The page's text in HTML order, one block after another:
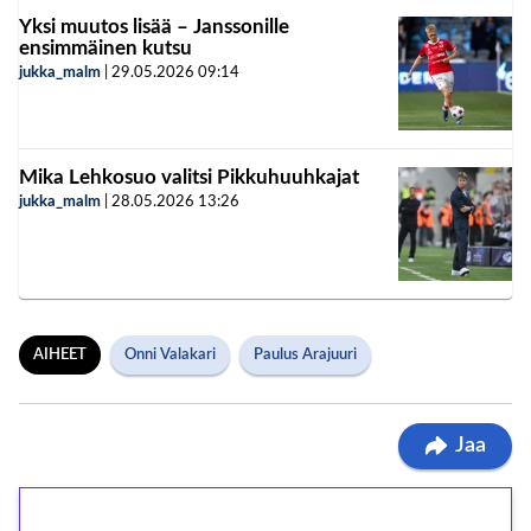
Yksi muutos lisää – Janssonille
ensimmäinen kutsu
jukka_malm 29.05.2026 09:14
Mika Lehkosuo valitsi Pikkuhuuhkajat
jukka_malm 28.05.2026 13:26
AIHEET Onni Valakari Paulus Arajuuri
Jaa